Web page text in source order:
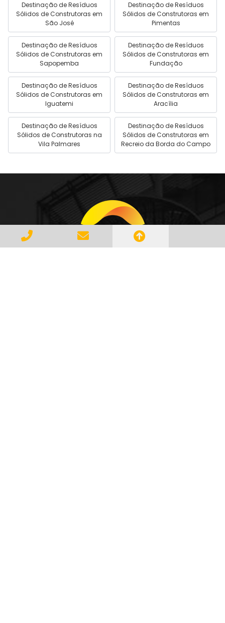
Destinação de Resíduos
Sólidos de Construtoras em
São José
Destinação de Resíduos
Sólidos de Construtoras em
Pimentas
Destinação de Resíduos
Sólidos de Construtoras em
Sapopemba
Destinação de Resíduos
Sólidos de Construtoras em
Fundação
Destinação de Resíduos
Sólidos de Construtoras em
Iguatemi
Destinação de Resíduos
Sólidos de Construtoras em
Aracília
Destinação de Resíduos
Sólidos de Construtoras na
Vila Palmares
Destinação de Resíduos
Sólidos de Construtoras em
Recreio da Borda do Campo